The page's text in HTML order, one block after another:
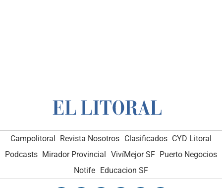
Campolitoral Revista Nosotros Clasificados CYD Litoral
Podcasts Mirador Provincial VivíMejor SF Puerto Negocios
Notife
Educacion SF